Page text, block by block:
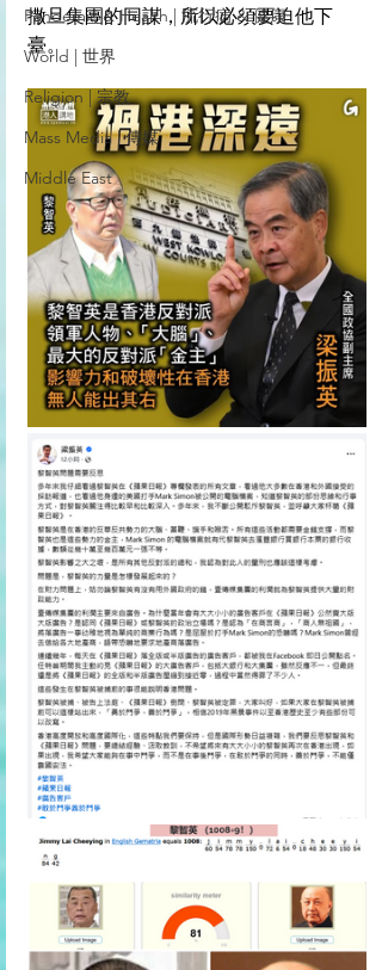
Pandemic & Health | 流行病 & 健康
World | 世界
Religion | 宗教
Mass Media | 傳媒
Middle East
撒旦集團的同謀，所以必須要迫他下
臺。